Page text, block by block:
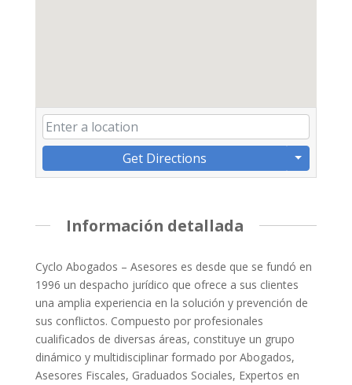
Get Directions
Información detallada
Cyclo Abogados – Asesores es desde que se fundó en
1996 un despacho jurídico que ofrece a sus clientes
una amplia experiencia en la solución y prevención de
sus conflictos. Compuesto por profesionales
cualificados de diversas áreas, constituye un grupo
dinámico y multidisciplinar formado por Abogados,
Asesores Fiscales, Graduados Sociales, Expertos en